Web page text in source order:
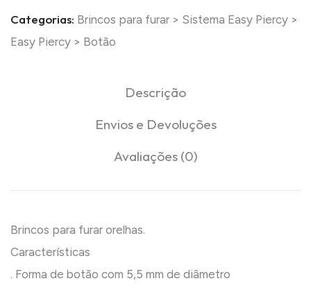
Categorias: Brincos para furar > Sistema Easy Piercy >
Easy Piercy > Botão
Descrição
Envios e Devoluções
Avaliações (0)
Brincos para furar orelhas.
Características
. Forma de botão com 5,5 mm de diâmetro